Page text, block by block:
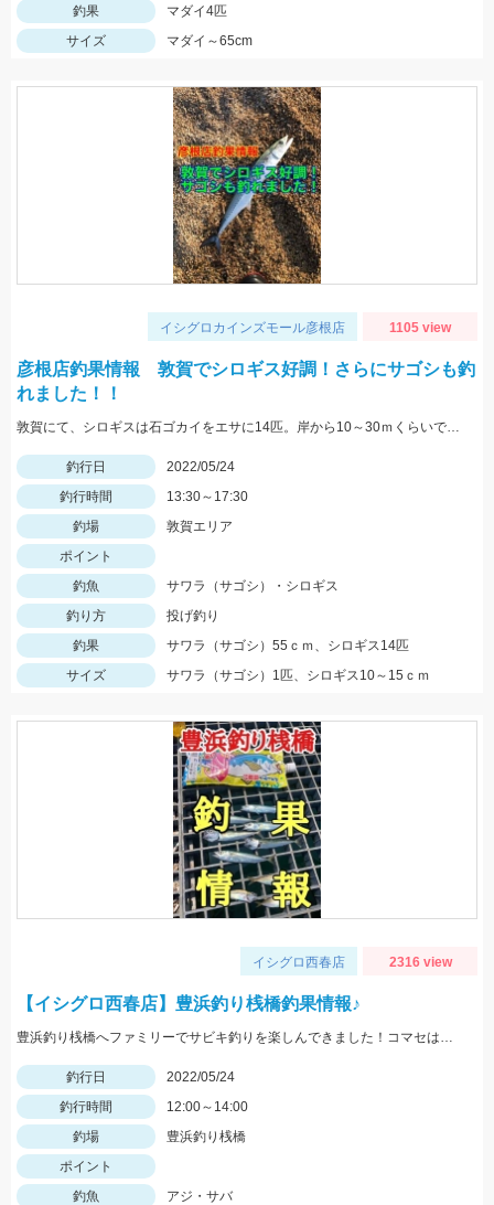
釣果
マダイ4匹
サイズ
マダイ～65cm
イシグロカインズモール彦根店 1105 view
彦根店釣果情報 敦賀でシロギス好調！さらにサゴシも釣
れました！！
敦賀にて、シロギスは石ゴカイをエサに14匹。岸から10～30ｍくらいでもよく当たる。夕方にサゴシがヒット、ルアーはレンジバイブ55。
釣行日
2022/05/24
釣行時間
13:30～17:30
釣場
敦賀エリア
ポイント
釣魚
サワラ（サゴシ）・シロギス
釣り方
投げ釣り
釣果
サワラ（サゴシ）55ｃｍ、シロギス14匹
サイズ
サワラ（サゴシ）1匹、シロギス10～15ｃｍ
イシグロ西春店 2316 view
【イシグロ西春店】豊浜釣り桟橋釣果情報♪
豊浜釣り桟橋へファミリーでサビキ釣りを楽しんできました！コマセはサビキ三昧、イワシ三昧がオススメです！
釣行日
2022/05/24
釣行時間
12:00～14:00
釣場
豊浜釣り桟橋
ポイント
釣魚
アジ・サバ